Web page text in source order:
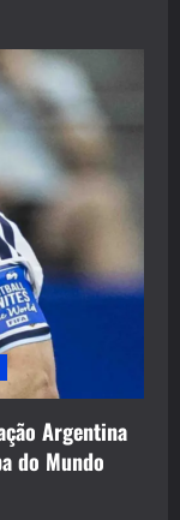
Argentina
do Mundo